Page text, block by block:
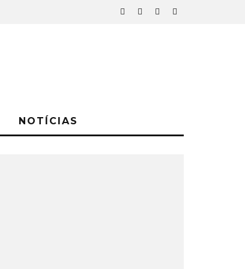
NOTÍCIAS